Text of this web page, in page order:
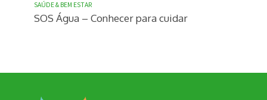
SAÚDE & BEM ESTAR
SOS Água – Conhecer para cuidar